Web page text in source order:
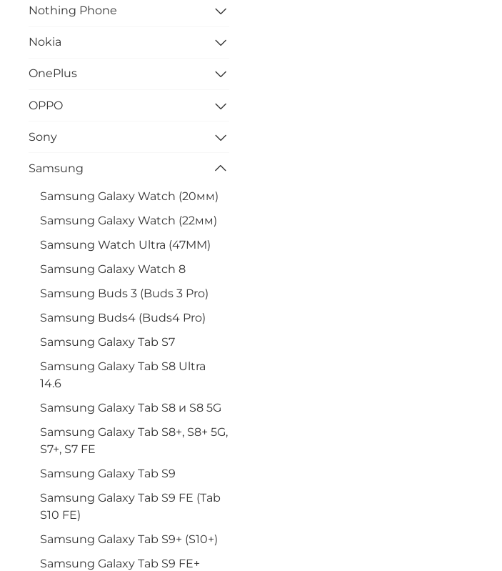
Nothing Phone
Nokia
OnePlus
OPPO
Sony
Samsung
Samsung Galaxy Watch (20мм)
Samsung Galaxy Watch (22мм)
Samsung Watch Ultra (47MM)
Samsung Galaxy Watch 8
Samsung Buds 3 (Buds 3 Pro)
Samsung Buds4 (Buds4 Pro)
Samsung Galaxy Tab S7
Samsung Galaxy Tab S8 Ultra
14.6
Samsung Galaxy Tab S8 и S8 5G
Samsung Galaxy Tab S8+, S8+ 5G,
S7+, S7 FE
Samsung Galaxy Tab S9
Samsung Galaxy Tab S9 FE (Tab
S10 FE)
Samsung Galaxy Tab S9+ (S10+)
Samsung Galaxy Tab S9 FE+